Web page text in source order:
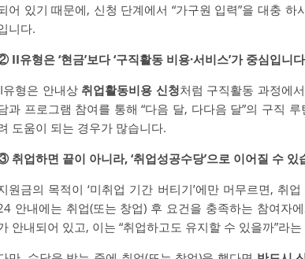
어 있기 때문에, 신청 단계에서 “가구원 입력”을 대충
니다.
II유형은 ‘현금’보다 ‘구직활동 비용·서비스’가 중심입니다
유형은 안내상 취업활동비용 신청처럼 구직활동 과정에
과 프로그램 참여를 통해 “다음 달, 다다음 달”의 구직
도움이 되는 경우가 많습니다.
취업하면 끝이 아니라, ‘취업성공수당’으로 이어질 수 있
원금의 목적이 ‘미취업 기간 버티기’에만 머무르면, 취
안내에는 취업(또는 창업) 후 요건을 충족하는 참여자
안내되어 있고, 이는 “취업하고도 유지할 수 있을까”라